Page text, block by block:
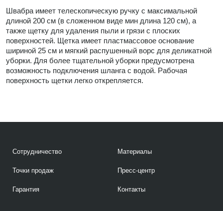
Швабра имеет телескопическую ручку с максимальной
длиной 200 см (в сложенном виде мин длина 120 см), а
также щетку для удаления пыли и грязи с плоских
поверхностей. Щетка имеет пластмассовое основание
шириной 25 см и мягкий распушенный ворс для деликатной
уборки. Для более тщательной уборки предусмотрена
возможность подключения шланга с водой. Рабочая
поверхность щетки легко открепляется.
Сотрудничество
Точки продаж
Гарантия
Материалы
Пресс-центр
Контакты